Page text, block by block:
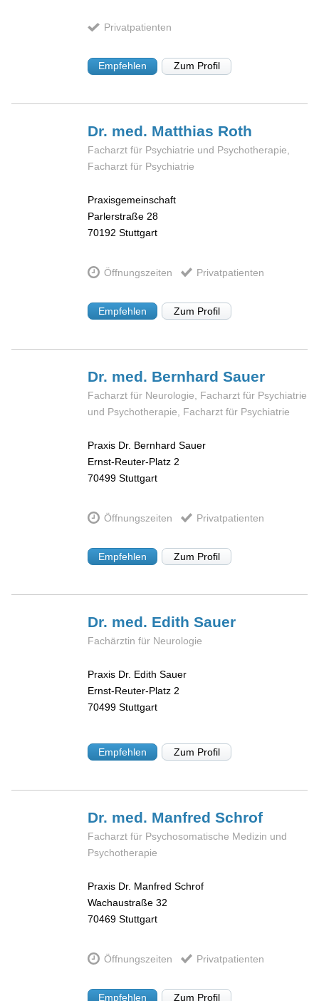
Privatpatienten
Empfehlen Zum Profil
Dr. med. Matthias Roth
Facharzt für Psychiatrie und Psychotherapie,
Facharzt für Psychiatrie
Praxisgemeinschaft
Parlerstraße 28
70192 Stuttgart
Öffnungszeiten Privatpatienten
Empfehlen Zum Profil
Dr. med. BernhardSauer
Facharzt für Neurologie, Facharzt für Psychiatrie
und Psychotherapie, Facharzt für Psychiatrie
Praxis Dr. Bernhard Sauer
Ernst-Reuter-Platz 2
70499 Stuttgart
Öffnungszeiten Privatpatienten
Empfehlen Zum Profil
Dr. med. EdithSauer
Fachärztin für Neurologie
Praxis Dr. Edith Sauer
Ernst-Reuter-Platz 2
70499 Stuttgart
Empfehlen Zum Profil
Dr. med. ManfredSchrof
Facharzt für Psychosomatische Medizin und
Psychotherapie
Praxis Dr. Manfred Schrof
Wachaustraße 32
70469 Stuttgart
Öffnungszeiten Privatpatienten
Empfehlen Zum Profil